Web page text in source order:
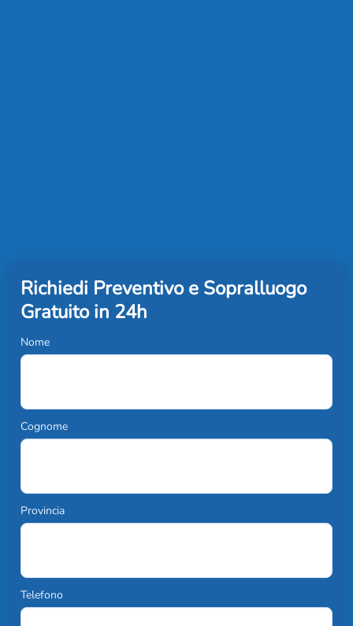
Richiedi Preventivo e Sopralluogo
Gratuito in 24h
Nome
Cognome
Provincia
Telefono